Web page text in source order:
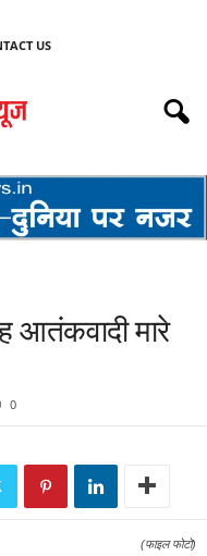
US
आतंकवादी मारे
0
(फाइल फोटो)